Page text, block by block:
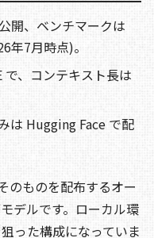
開、ベンチマークは
年7月時点)。
、コンテキスト長は
は Hugging Face で配
のものを配布するオー
デルです。ローカル環
った構成になっていま